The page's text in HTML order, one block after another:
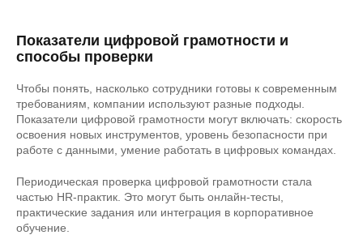
Показатели цифровой грамотности и
способы проверки
Чтобы понять, насколько сотрудники готовы к современным
требованиям, компании используют разные подходы.
Показатели цифровой грамотности могут включать: скорость
освоения новых инструментов, уровень безопасности при
работе с данными, умение работать в цифровых командах.
Периодическая проверка цифровой грамотности стала
частью HR-практик. Это могут быть онлайн-тесты,
практические задания или интеграция в корпоративное
обучение.